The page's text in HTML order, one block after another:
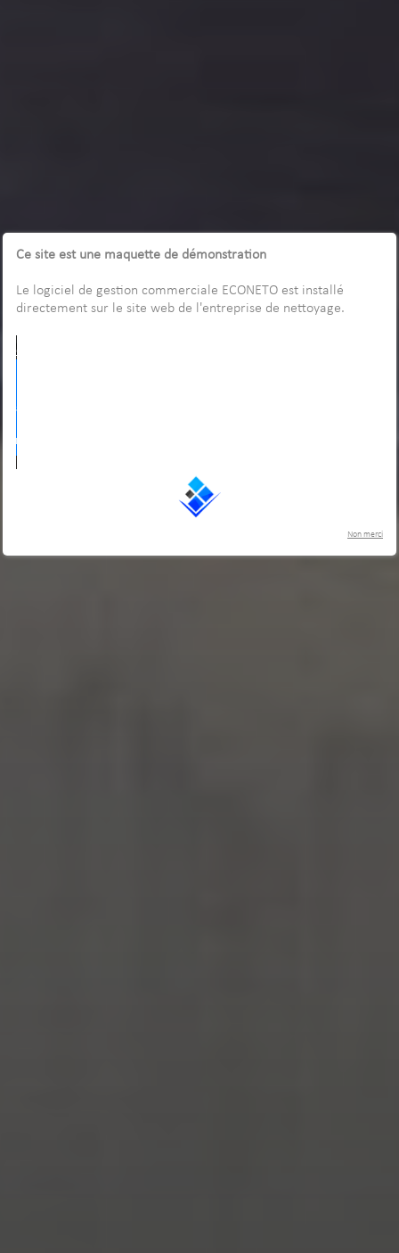
Ce site est une maquette de démonstration
Le logiciel de gestion commerciale ECONETO est installé
directement sur le site web de l'entreprise de nettoyage.
Non merci